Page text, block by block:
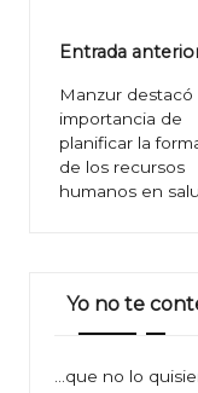
de
Entrada
Manzur destacó
importancia de
planificar la
de los recursos
humanos en
Yo no te
…que no lo